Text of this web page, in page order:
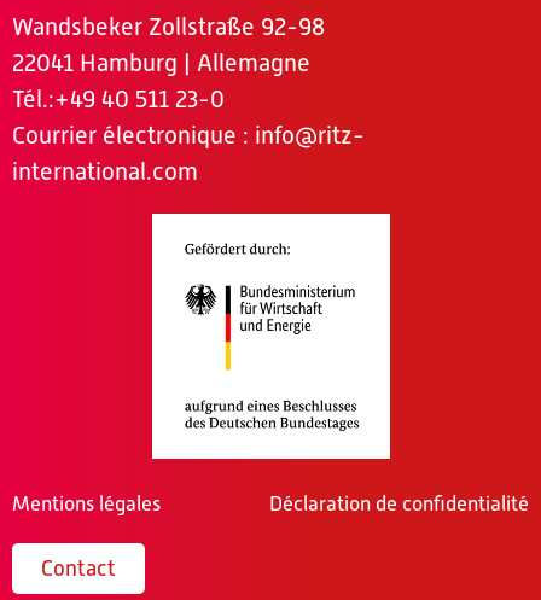
Wandsbeker Zollstraße 92-98
22041 Hamburg | Allemagne
Tél.:+49 40 511 23-0
Courrier électronique : info@ritz-
international.com
Mentions légales Déclaration de confidentialité
Contact